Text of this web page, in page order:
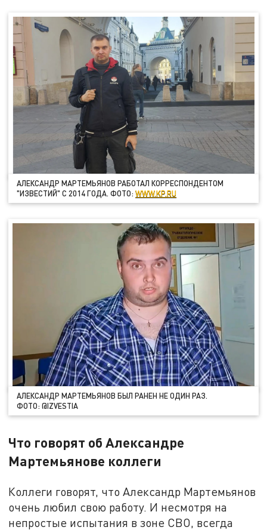
АЛЕКСАНДР МАРТЕМЬЯНОВ РАБОТАЛ КОРРЕСПОНДЕНТОМ
"ИЗВЕСТИЙ" С 2014 ГОДА. ФОТО:WWW.KP.RU
АЛЕКСАНДР МАРТЕМЬЯНОВ БЫЛ РАНЕН НЕ ОДИН РАЗ.
ФОТО: @IZVESTIA
Что говорят об Александре
Мартемьянове коллеги
Коллеги говорят, что Александр Мартемьянов
очень любил свою работу. И несмотря на
непростые испытания в зоне СВО, всегда